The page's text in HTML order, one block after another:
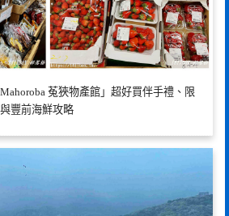
菟狹物產館」超好買伴手禮、限
豐前海鮮攻略